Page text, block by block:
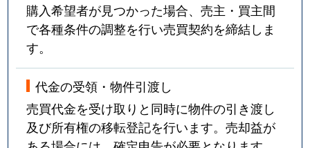
購入希望者が見つかった場合、売主・買主間
で各種条件の調整を行い売買契約を締結しま
す。
代金の受領・物件引渡し
売買代金を受け取りと同時に物件の引き渡し
及び所有権の移転登記を行います。売却益が